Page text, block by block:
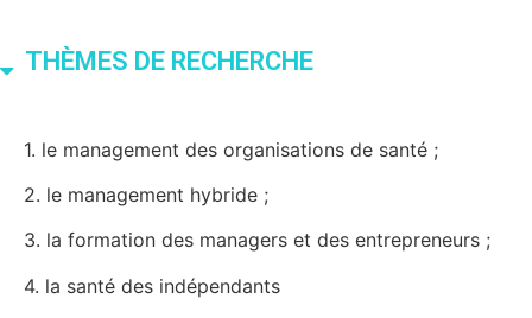
THÈMES DE RECHERCHE
1. le management des organisations de santé ;
2. le management hybride ;
3. la formation des managers et des entrepreneurs ;
4. la santé des indépendants